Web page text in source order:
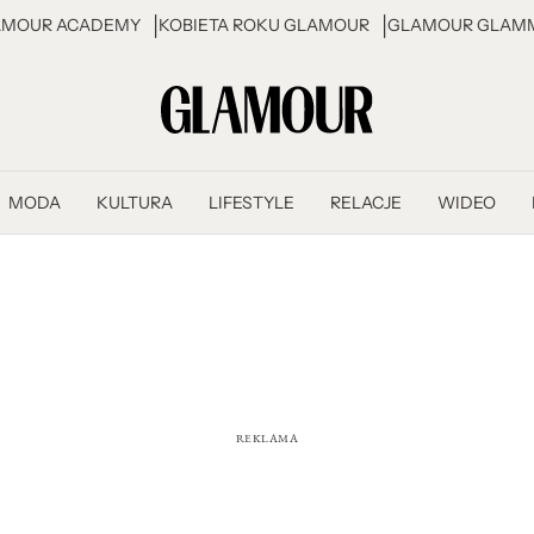
ACADEMY KOBIETA ROKU GLAMOUR GLAMOUR
MODA KULTURA LIFESTYLE RELACJE WIDEO